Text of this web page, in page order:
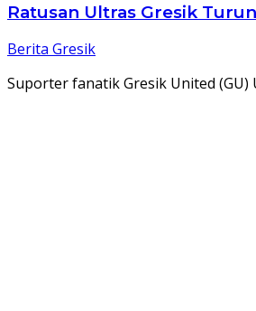
Ratusan Ultras Gresik
Berita Gresik
Suporter fanatik Gresik United